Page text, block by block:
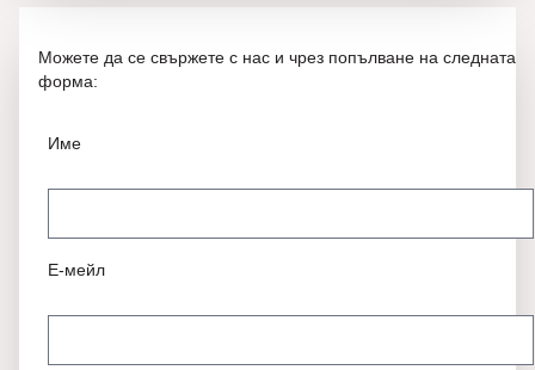
Можете да се свържете с нас и чрез попълване на следната
форма:
Име
Е-мейл